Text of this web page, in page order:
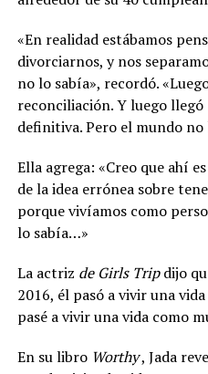
«En realidad estábamos
divorciarnos, y nos
no lo sabía», recordó.
reconciliación. Y luego
definitiva. Pero el mundo no
Ella agrega: «Creo que ahí
de la idea errónea sobre
porque vivíamos como
lo sabía…»
La actriz de Girls Tripdijo
2016, él pasó a vivir una
pasé a vivir una vida como
En su libro Worthy, Jada